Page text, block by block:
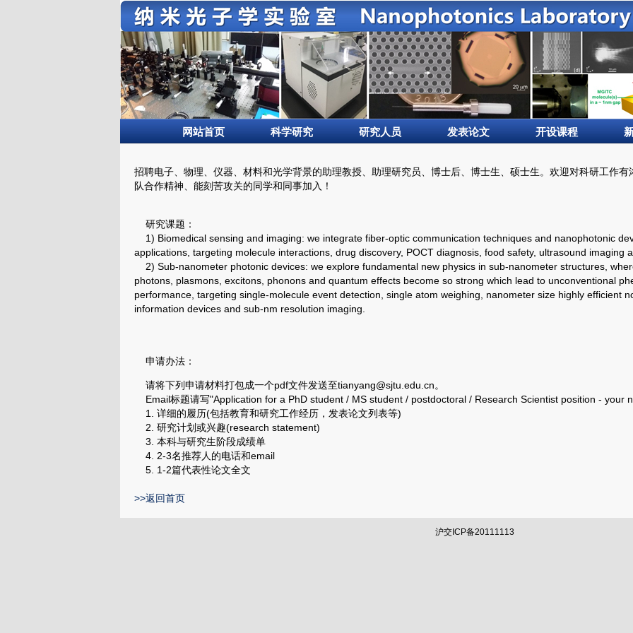
网站首页 科学研究 研究人员 发表论文 开设课程
招聘电子、物理、仪器、材料和光学背景的助理教授、助理研究员、博士后、博士生、硕士生。欢迎对科研工作
队合作精神、能刻苦攻关的同学和同事加入！
研究课题：
1) Biomedical sensing and imaging: we integrate fiber-optic communication techniques and nanophotonic
applications, targeting molecule interactions, drug discovery, POCT diagnosis, food safety, ultrasound imaging
2) Sub-nanometer photonic devices: we explore fundamental new physics in sub-nanometer structures,
photons, plasmons, excitons, phonons and quantum effects become so strong which lead to unconventional
performance, targeting single-molecule event detection, single atom weighing, nanometer size highly efficient
information devices and sub-nm resolution imaging.
申请办法：
请将下列申请材料打包成一个pdf文件发送至tianyang@sjtu.edu.cn。
Email标题请写"Application for a PhD student / MS student / postdoctoral / Research Scientist position - your
1. 详细的履历(包括教育和研究工作经历，发表论文列表等)
2. 研究计划或兴趣(research statement)
3. 本科与研究生阶段成绩单
4. 2-3名推荐人的电话和email
5. 1-2篇代表性论文全文
>>返回首页
沪交ICP备20111113